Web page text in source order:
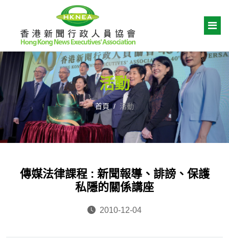
活動
首頁 活動
傳媒法律課程 : 新聞報導、誹謗、保護
私隱的關係講座
2010-12-04